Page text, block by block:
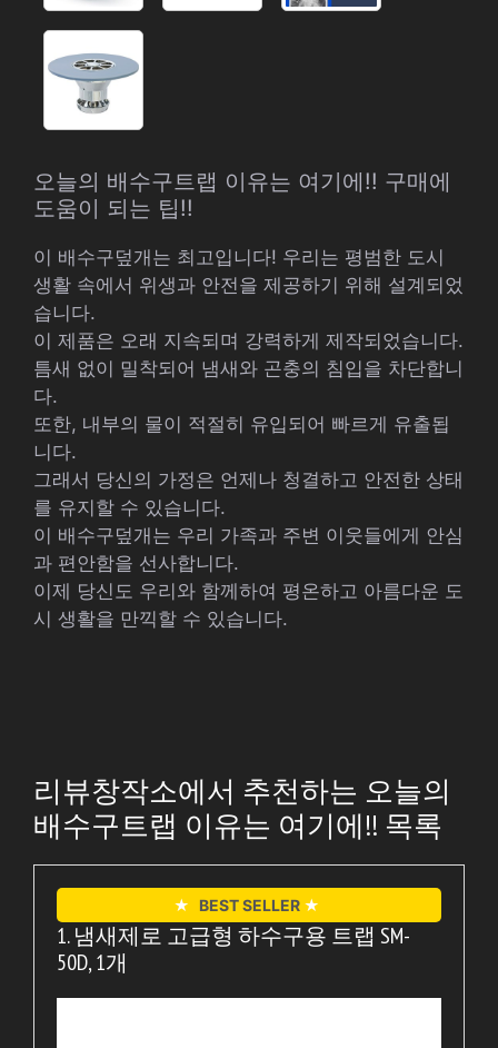
오늘의 배수구트랩 이유는 여기에!! 구매에
도움이 되는 팁!!
이 배수구덮개는 최고입니다! 우리는 평범한 도시
생활 속에서 위생과 안전을 제공하기 위해 설계되었
습니다.
이 제품은 오래 지속되며 강력하게 제작되었습니다.
틈새 없이 밀착되어 냄새와 곤충의 침입을 차단합니
다.
또한, 내부의 물이 적절히 유입되어 빠르게 유출됩
니다.
그래서 당신의 가정은 언제나 청결하고 안전한 상태
를 유지할 수 있습니다.
이 배수구덮개는 우리 가족과 주변 이웃들에게 안심
과 편안함을 선사합니다.
이제 당신도 우리와 함께하여 평온하고 아름다운 도
시 생활을 만끽할 수 있습니다.
리뷰창작소에서 추천하는 오늘의
배수구트랩 이유는 여기에!! 목록
★ BEST SELLER ★
1. 냄새제로 고급형 하수구용 트랩 SM-
50D, 1개